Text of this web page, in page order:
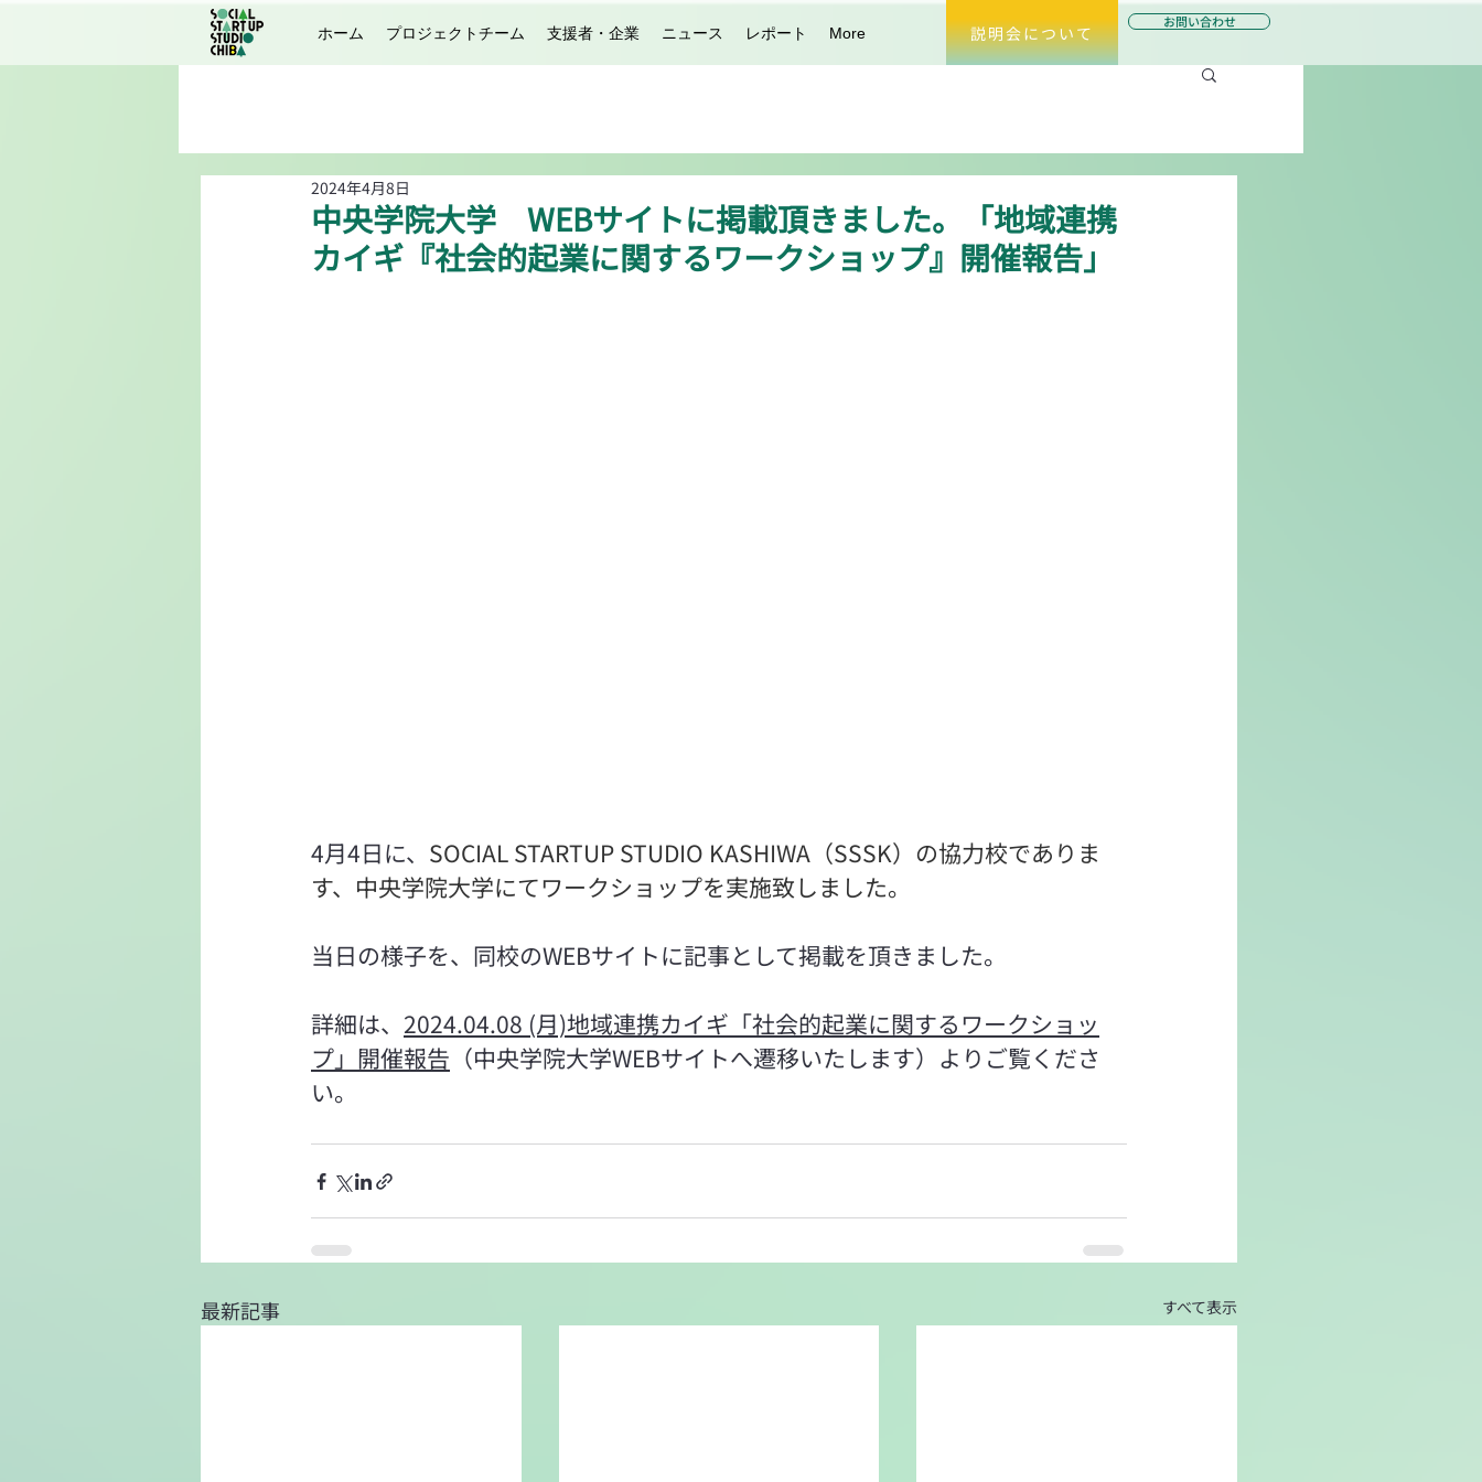
ホーム プロジェクトチーム 支援者・企業 ニュース レポート More 説明会について
お問い合わせ
中央学院大学 WEBサイトに掲載頂きました。「地域連携
カイギ『社会的起業に関するワークショップ』開催報告」
2024年4月8日
4月4日に、 SOCIAL STARTUP STUDIO KASHIWA（SSSK）の協力校でありま
す、中央学院大学にてワークショップを実施致しました。
当日の様子を、同校のWEBサイトに記事として掲載を頂きました。
詳細は、 2024.04.08 (月)地域連携カイギ「社会的起業に関するワークショッ
プ」開催報告 （中央学院大学WEBサイトへ遷移いたします）よりご覧くださ
い。
最新記事 すべて表示